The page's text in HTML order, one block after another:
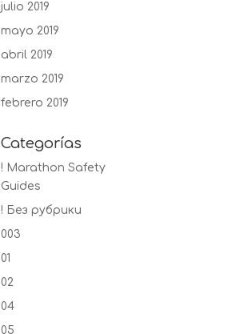
julio 2019
mayo 2019
abril 2019
marzo 2019
febrero 2019
Categorías
! Marathon Safety
Guides
! Без рубрики
003
01
02
04
05